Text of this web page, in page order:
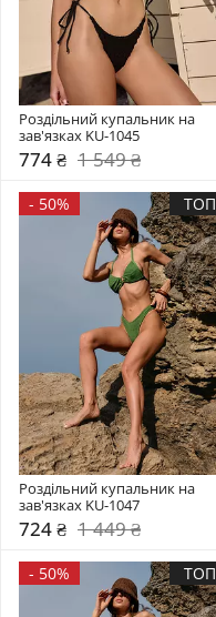
Роздільний купальник на
зав'язках KU-1045
774 ₴ 1 549 ₴
- 50% ТОП
Роздільний купальник на
зав'язках KU-1047
724 ₴ 1 449 ₴
- 50% ТОП